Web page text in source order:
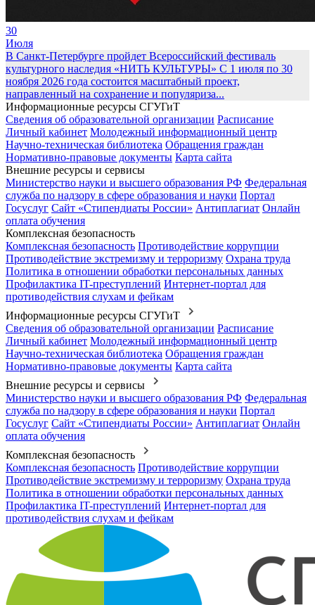
30
Июля
В Санкт-Петербурге пройдет Всероссийский фестиваль
культурного наследия «НИТЬ КУЛЬТУРЫ» С 1 июля по 30
ноября 2026 года состоится масштабный проект,
направленный на сохранение и популяриза...
Информационные ресурсы СГУГиТ
Сведения об образовательной организации Расписание
Личный кабинет Молодежный информационный центр
Научно-техническая библиотека Обращения граждан
Нормативно-правовые документы Карта сайта
Внешние ресурсы и сервисы
Министерство науки и высшего образования РФ Федеральная
служба по надзору в сфере образования и науки Портал
Госуслуг Сайт «Стипендиаты России» Антиплагиат Онлайн
оплата обучения
Комплексная безопасность
Комплексная безопасность Противодействие коррупции
Противодействие экстремизму и терроризму Охрана труда
Политика в отношении обработки персональных данных
Профилактика IT-преступлений Интернет-портал для
противодействия слухам и фейкам
Информационные ресурсы СГУГиТ
Сведения об образовательной организации Расписание
Личный кабинет Молодежный информационный центр
Научно-техническая библиотека Обращения граждан
Нормативно-правовые документы Карта сайта
Внешние ресурсы и сервисы
Министерство науки и высшего образования РФ Федеральная
служба по надзору в сфере образования и науки Портал
Госуслуг Сайт «Стипендиаты России» Антиплагиат Онлайн
оплата обучения
Комплексная безопасность
Комплексная безопасность Противодействие коррупции
Противодействие экстремизму и терроризму Охрана труда
Политика в отношении обработки персональных данных
Профилактика IT-преступлений Интернет-портал для
противодействия слухам и фейкам